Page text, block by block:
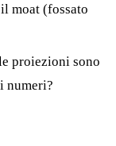
moat (fossato
proiezioni sono
numeri?